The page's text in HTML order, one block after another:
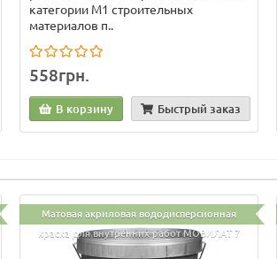
категории М1 строительных
материалов п..
558грн.
В корзину Быстрый заказ
Матовая акриловая вододисперсионная
краска для внутренних работ МОВИЛАТ 7